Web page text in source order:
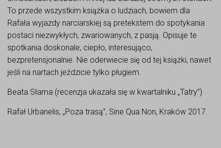
To przede wszystkim książka o ludziach, bowiem dla
Rafała wyjazdy narciarskiej są pretekstem do spotykania
postaci niezwykłych, zwariowanych, z pasją. Opisuje te
spotkania doskonale, ciepło, interesująco,
bezpretensjonalnie. Nie oderwiecie się od tej książki, nawet
jeśli na nartach jeździcie tylko pługiem.
Beata Słama (recenzja ukazała się w kwartalniku „Tatry”)
Rafał Urbanelis, „Poza trasą”, Sine Qua Non, Kraków 2017.